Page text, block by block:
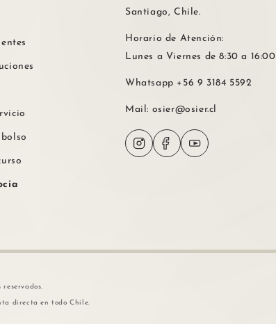
Santiago, Chile.
Horario de Atención:
Lunes a Viernes de 8:30 a 16:00
Whatsapp +56 9 3184 5592
Mail: osier@osier.cl
reservados.
directa en todo Chile.